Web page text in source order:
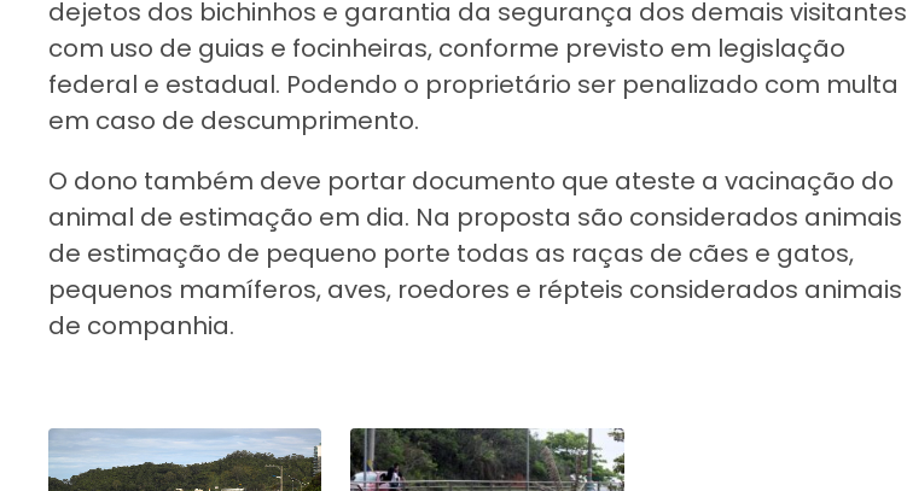
dejetos dos bichinhos e garantia da segurança dos demais visitantes
com uso de guias e focinheiras, conforme previsto em legislação
federal e estadual. Podendo o proprietário ser penalizado com multa
em caso de descumprimento.
O dono também deve portar documento que ateste a vacinação do
animal de estimação em dia. Na proposta são considerados animais
de estimação de pequeno porte todas as raças de cães e gatos,
pequenos mamíferos, aves, roedores e répteis considerados animais
de companhia.